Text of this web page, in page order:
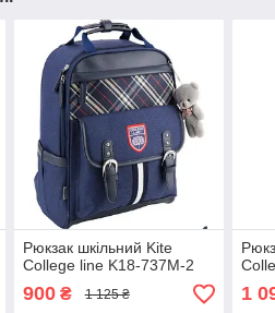
Рюкзак шкільний Kite
Сollege line K18-737M-2
900₴ 1 125 ₴ 1